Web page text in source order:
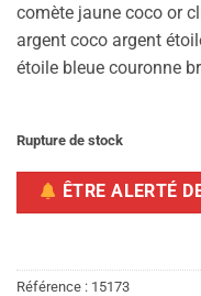
comète jaune coco or
argent coco argent
étoile bleue couronne
Rupture de stock
ÊTRE ALERTÉ
Référence : 15173